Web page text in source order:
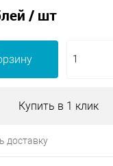
/ шт
Купить в 1 клик
доставку